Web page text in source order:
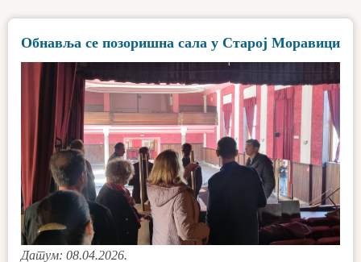
Обнавља се позоришна сала у Старој Моравици
Датум: 08.04.2026.